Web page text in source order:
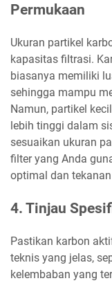
Permukaan
Ukuran partikel
kapasitas filtrasi.
biasanya memiliki
sehingga mampu
Namun, partikel
lebih tinggi dalam
sesuaikan ukuran
filter yang Anda
optimal dan
4. Tinjau
Pastikan karbon
teknis yang jelas,
kelembaban yang